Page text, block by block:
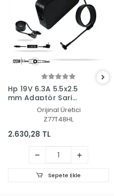
Hp 19V 6.3A 5.5x2.5
mm Adaptör Şarj
Aleti-CihazıOrijinal Üretici
Z77T48HL
2.630,28 TL
Sepete Ekle